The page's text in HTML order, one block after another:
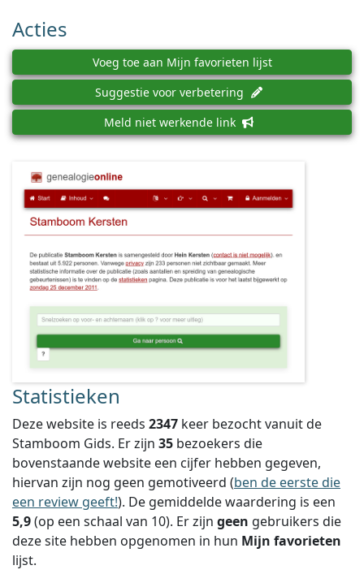
Acties
Voeg toe aan Mijn favorieten lijst
Suggestie voor verbetering
Meld niet werkende link
Statistieken
Deze website is reeds 2347 keer bezocht vanuit de
Stamboom Gids. Er zijn 35 bezoekers die
bovenstaande website een cijfer hebben gegeven,
hiervan zijn nog geen gemotiveerd (ben de eerste die
een review geeft!). De gemiddelde waardering is een
5,9(op een schaal van 10). Er zijn geen gebruikers die
deze site hebben opgenomen in hun Mijn favorieten
lijst.